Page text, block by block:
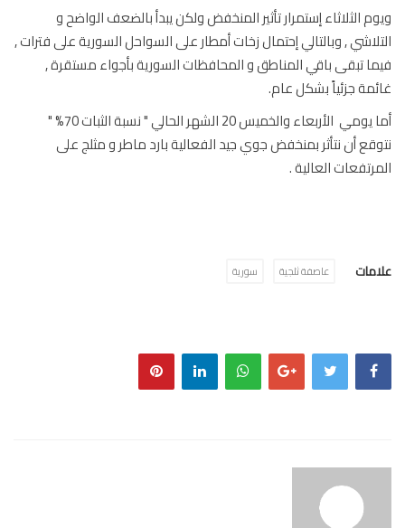
الثلاثاء إستمرار تأثير المنخفض ولكن يبدأ بالضعف الواضح و
, وبالتالي إحتمال زخات أمطار على السواحل السورية على فترات ,
تبقى باقي المناطق و المحافظات السورية بأجواء مستقرة ,
جزئياً بشكل عام.
أما يومي الأربعاء والخميس 20 الشهر الحالي " نسبة الثبات 70% "
أن نتأثر بمنخفض جوي جيد الفعالية بارد ماطر و مثلج على
العالية .
عاصفة ثلجية سورية